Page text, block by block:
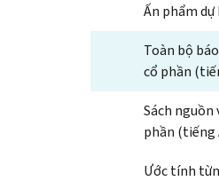
Ấn phẩm
Toàn bộ
cổ phần
Sách nguồn
phần (tiếng
Ước tính